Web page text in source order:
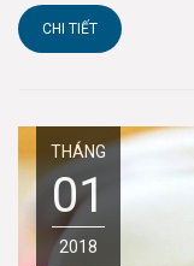
ở dạn...
CHI TIẾT
THÁNG
01
2018